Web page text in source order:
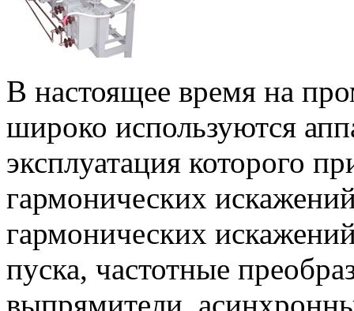
В настоящее время на
широко используются
эксплуатация которого
гармонических
гармонических
пуска, частотные